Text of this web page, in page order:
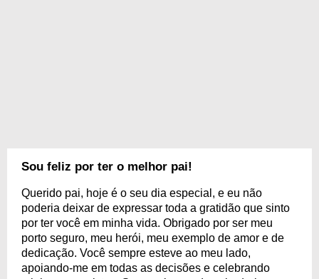
Sou feliz por ter o melhor pai!
Querido pai, hoje é o seu dia especial, e eu não
poderia deixar de expressar toda a gratidão que sinto
por ter você em minha vida. Obrigado por ser meu
porto seguro, meu herói, meu exemplo de amor e de
dedicação. Você sempre esteve ao meu lado,
apoiando-me em todas as decisões e celebrando